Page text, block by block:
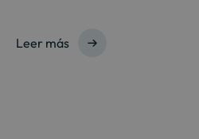
Leer más